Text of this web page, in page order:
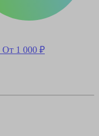
От 1 000 ₽